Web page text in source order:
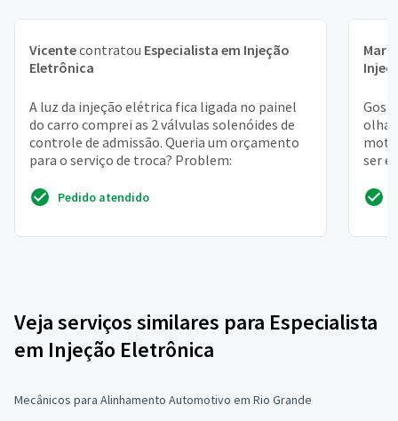
Vicentecontratou Especialista em Injeção
Eletrônica
A luz da injeção elétrica fica ligada no painel
do carro comprei as 2 válvulas solenóides de
controle de admissão. Queria um orçamento
para o serviço de troca? Problem:
Pedido atendido
olhar
ser
Veja serviços similares para Especialista
em Injeção Eletrônica
Mecânicos para Alinhamento Automotivo em Rio Grande